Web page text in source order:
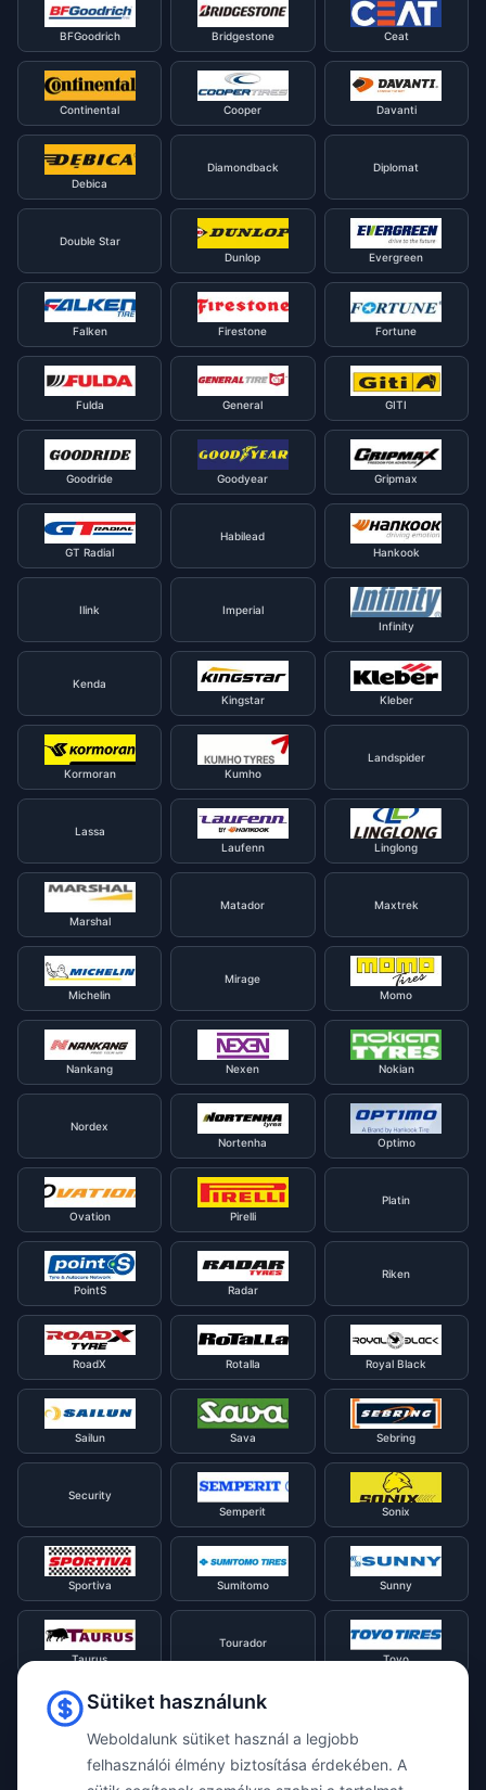
BFGoodrich Bridgestone Ceat
Continental Cooper Davanti
Debica
Diamondback Diplomat
Double Star
Dunlop
Evergreen
Falken Firestone Fortune
Fulda General GITI
Goodride Goodyear Gripmax
GT Radial
Habilead
Hankook
Ilink
Imperial
Infinity
Kenda
Kingstar
Kleber
Kormoran Kumho
Landspider
Lassa
Laufenn
Linglong
Marshal
Matador Maxtrek
Michelin
Mirage
Momo
Nankang Nexen Nokian
Nordex
Nortenha
Optimo
Ovation Pirelli
Platin
PointS Radar
Riken
RoadX Rotalla Royal Black
Sailun Sava Sebring
Security
Semperit
Sonix
Sportiva Sumitomo Sunny
Taurus
Tourador
Toyo
Tracmax
Triangle
Sütiket használunk
Weboldalunk sütiket használ a legjobb
felhasználói élmény biztosítása érdekében. A